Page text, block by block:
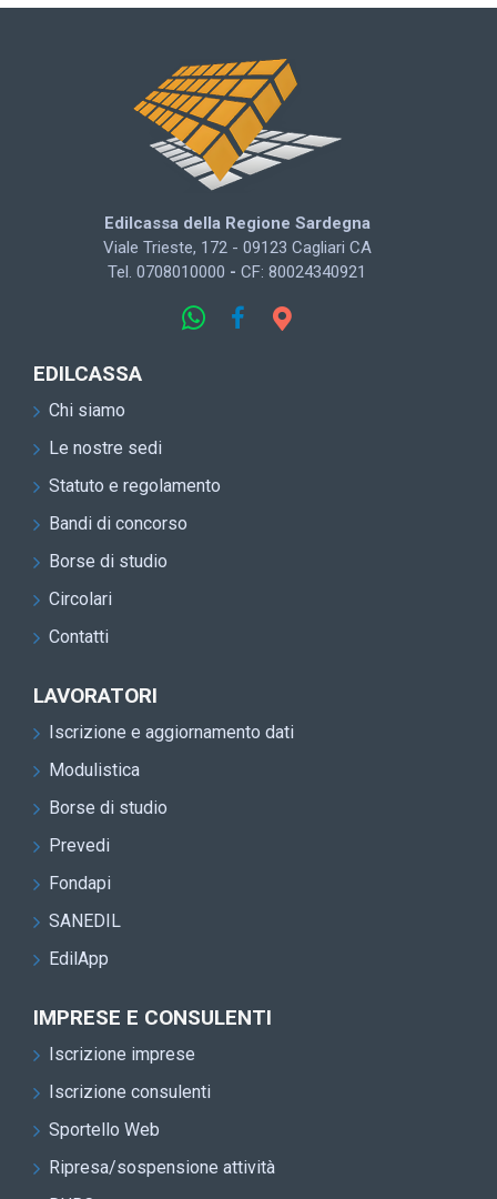
Edilcassa della Regione Sardegna
Viale Trieste, 172 - 09123 Cagliari CA
Tel. 0708010000 -CF: 80024340921
EDILCASSA
Chi siamo
Le nostre sedi
Statuto e regolamento
Bandi di concorso
Borse di studio
Circolari
Contatti
LAVORATORI
Iscrizione e aggiornamento dati
Modulistica
Borse di studio
Prevedi
Fondapi
SANEDIL
EdilApp
IMPRESE E CONSULENTI
Iscrizione imprese
Iscrizione consulenti
Sportello Web
Ripresa/sospensione attività